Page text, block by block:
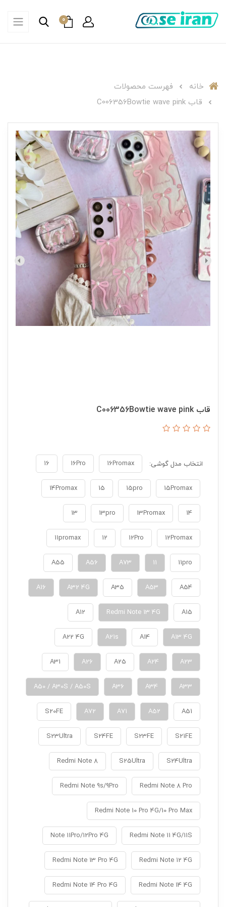
0
خانه
فهرست محصولات
قاب C006356Bowtie wave pink
قاب C006356Bowtie wave pink
انتخاب مدل گوشی: 16Promax
16Pro
16
15Promax
15pro
15
14Promax
14
13Promax
13pro
13
12Promax
12Pro
12
11promax
11pro
11
A73
A56
A55
A54
A53
A35
A32 4G
A16
A15
Redmi Note 13 4G
A12
A13 4G
A14
A21s
A22 4G
A23
A24
A25
A26
A31
A33
A34
A36
A50 / A30S / A50S
A51
A52
A71
A72
S20FE
S21FE
S23FE
S24FE
S23Ultra
S24Ultra
S25Ultra
Redmi Note 8
Redmi Note 8 Pro
Redmi Note 9s/9Pro
Redmi Note 10 Pro 4G/10 Pro Max
Redmi Note 11 4G/11S
Note 11Pro/12Pro 4G
Redmi Note 12 4G
Redmi Note 13 Pro 4G
Redmi Note 14 4G
Redmi Note 14 Pro 4G